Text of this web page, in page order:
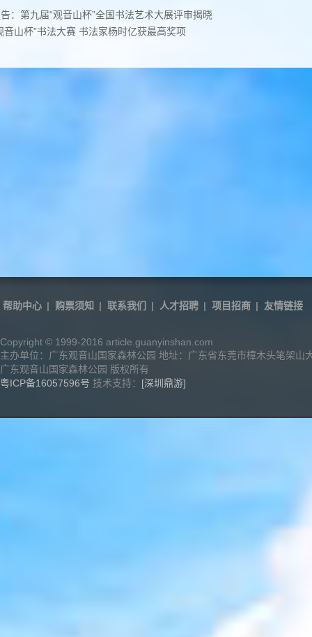
：第九届“观音山杯”全国书法艺术大展评审揭晓
音山杯”书法大赛 书法家杨时亿获最高奖项
帮助中心 | 购票须知 | 联系我们 | 人才招聘 | 项目招商 | 友情链接
Copyright © 1999-2016 article.guanyinshan.com
主办单位：广东观音山国家森林公园 地址：广东省东莞市樟木头笔架山
广东观音山国家森林公园 版权所有
粤ICP备16057596号 技术支持： [深圳鼎游]